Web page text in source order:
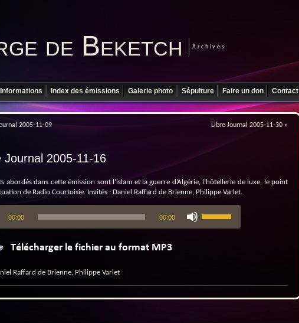
de Beketch Archives
Informations Index des émissions Galerie photo Sépulture Faire un don Contact
2005-11-09 Libre Journal 2005-11-30 »
Journal 2005-11-16
abordés dans cette émission sont l’islam et la guerre d’Algérie, l’hôtellerie de luxe, le point
de Radio Courtoisie. Invités : Daniel Raffard de Brienne, Philippe Varlet.
00:00 00:00
les
flèches
volume.
Raffard de Brienne, Philippe Varlet